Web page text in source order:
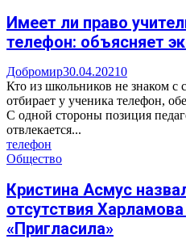
Имеет ли право
телефон: объясняет
Добромир30.04.20210
Кто из школьников не знаком с
отбирает у ученика телефон,
С одной стороны позиция
отвлекается...
телефон
Общество
Кристина Асмус
отсутствия
«Пригласила»